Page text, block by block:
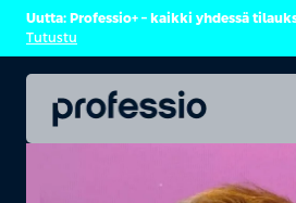
Uutta: Professio+ – kaikki yhdessä
Tutustu